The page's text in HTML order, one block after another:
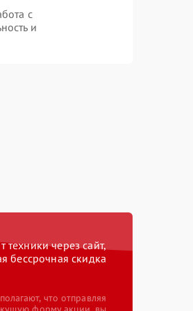
с
и
через сайт,
бессрочная скидка
что отправляя